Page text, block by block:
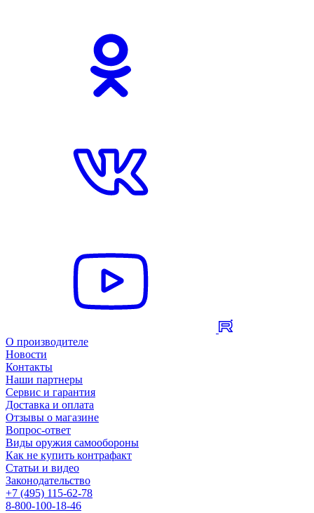
О производителе
Новости
Контакты
Наши партнеры
Сервис и гарантия
Доставка и оплата
Отзывы о магазине
Вопрос-ответ
Виды оружия самообороны
Как не купить контрафакт
Статьи и видео
Законодательство
+7 (495) 115-62-78
8-800-100-18-46